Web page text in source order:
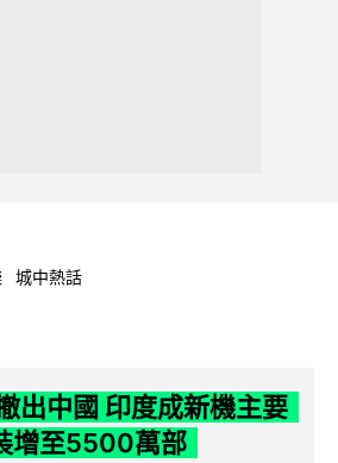
城中熱話
出中國 印度成新機主要
增至5500萬部